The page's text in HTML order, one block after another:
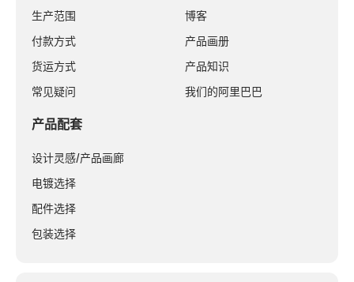
生产范围
付款方式
货运方式
常见疑问
博客
产品画册
产品知识
我们的阿里巴巴
产品配套
设计灵感/产品画廊
电镀选择
配件选择
包装选择